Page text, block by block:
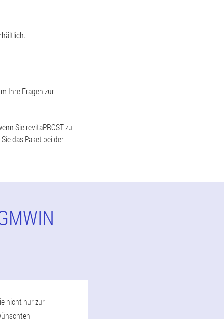
Ihre Fragen zur
Sie revitaPROST zu
das Paket bei der
nicht nur zur